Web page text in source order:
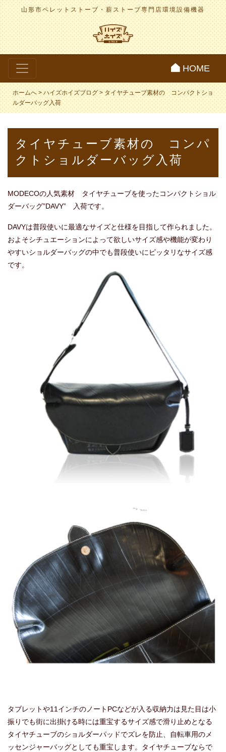
山形市ペレットストーブ・薪ストーブ専門店環境設備機器
HOME
ホームへ > ハイズホイズブログ> タイヤチューブ素材の コンパクトショ
ルダーバッグ入荷
タイヤチューブ素材の コンパ
クトショルダーバッグ入荷
MODECOの人気素材 タイヤチューブを使ったコンパクトショル
ダーバッグ”DAVY” 入荷です。
DAVYは普段使いに最適なサイズと仕様を目指して作られました。
およそシチュエーションによって欲しいサイズ感や機能が変わり
やすいショルダーバッグの中でも普段使いにピッタリなサイズ感
です。
タブレットや11インチのノートPCなどが入る収納力は見た目は小
振りでも街に出掛ける時には重宝するサイズ感で滑り止めとなる
タイヤチューブのショルダーパッドでズレを防止、自転車用のメ
ッセンジャーバッグとしても重宝します。タイヤチューブならで